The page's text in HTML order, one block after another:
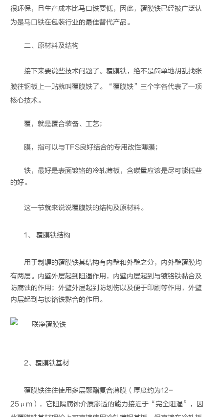
很环保，且生产成本比马口铁要低，因此，覆膜铁已经被广泛认
为是马口铁在包装行业的最佳替代产品。
二、原材料及结构
接下来要说些技术问题了。覆膜铁，绝不是简单地胡乱找张
膜往钢板上一贴就叫覆膜铁了。“覆膜铁”三个字各代表了一项
核心技术。
覆，就是覆合装备、工艺；
膜，指可以与TFS良好结合的专用改性薄膜；
铁，最好是表面镀铬的冷轧薄板，含碳量应该是尽可能低些
的好。
这一节就来说说覆膜铁的结构及原材料。
1、覆膜铁结构
用于制罐的覆膜铁其结构有内壁和外壁之分，内外壁覆膜均
有两层。内壁外层起到阻遏作用，内壁内层起到与镀铬铁黏合及
防腐蚀的作用；外壁外层起到防划伤以及便于印刷等作用，外壁
内层起到与镀铬铁黏合的作用。
2、覆膜铁基材
覆膜铁往往使用多层聚酯复合薄膜（厚度约为12-
25μm），它阻隔腐蚀介质渗透的能力接近于“完全阻遏”，因